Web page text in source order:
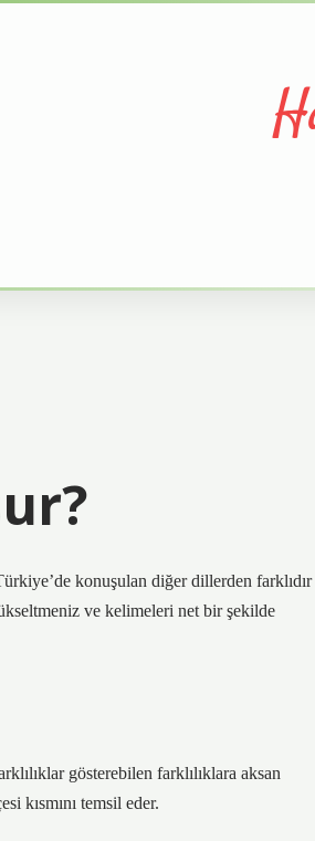
konuşulan diğer dillerden farklıdır
ve kelimeleri net bir şekilde
gösterebilen farklılıklara aksan
kısmını temsil eder.